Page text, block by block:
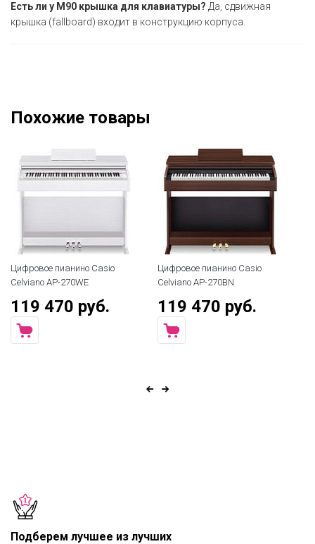
Есть ли у M90 крышка для клавиатуры? Да, сдвижная
крышка (fallboard) входит в конструкцию корпуса.
Похожие товары
Цифровое пианино Casio
Celviano AP-270BN
119 470 руб.
Цифровое пианино Casio
Celviano AP-270BK
119 470 руб.
Подберем лучшее из лучших